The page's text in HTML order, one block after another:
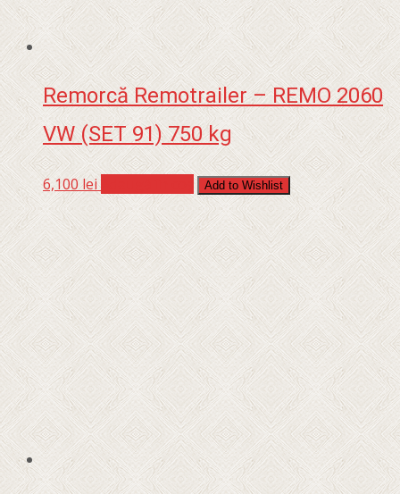
Remorcă Remotrailer – REMO 2060
VW (SET 91) 750 kg
6,100lei Add to Wishlist